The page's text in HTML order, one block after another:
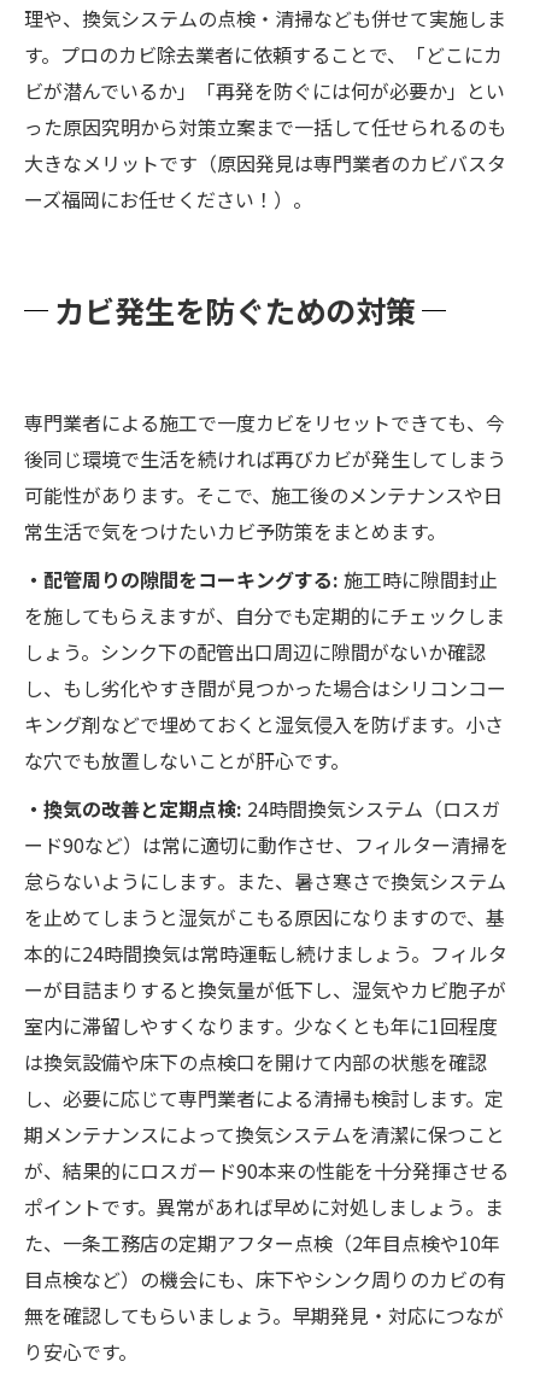
理や、換気システムの点検・清掃なども併せて実施しま
す。プロのカビ除去業者に依頼することで、「どこにカ
ビが潜んでいるか」「再発を防ぐには何が必要か」とい
った原因究明から対策立案まで一括して任せられるのも
大きなメリットです（原因発見は専門業者のカビバスタ
ーズ福岡にお任せください！）。
カビ発生を防ぐための対策
専門業者による施工で一度カビをリセットできても、今
後同じ環境で生活を続ければ再びカビが発生してしまう
可能性があります。そこで、施工後のメンテナンスや日
常生活で気をつけたいカビ予防策をまとめます。
・配管周りの隙間をコーキングする: 施工時に隙間封止
を施してもらえますが、自分でも定期的にチェックしま
しょう。シンク下の配管出口周辺に隙間がないか確認
し、もし劣化やすき間が見つかった場合はシリコンコー
キング剤などで埋めておくと湿気侵入を防げます。小さ
な穴でも放置しないことが肝心です。
・換気の改善と定期点検: 24時間換気システム（ロスガ
ード90など）は常に適切に動作させ、フィルター清掃を
怠らないようにします​。また、暑さ寒さで換気システム
を止めてしまうと湿気がこもる原因になりますので、基
本的に24時間換気は常時運転し続けましょう。フィルタ
ーが目詰まりすると換気量が低下し、湿気やカビ胞子が
室内に滞留しやすくなります​。少なくとも年に1回程度
は換気設備や床下の点検口を開けて内部の状態を確認
し、必要に応じて専門業者による清掃も検討します。定
期メンテナンスによって換気システムを清潔に保つこと
が、結果的にロスガード90本来の性能を十分発揮させる
ポイントです。​異常があれば早めに対処しましょう​。ま
た、一条工務店の定期アフター点検（2年目点検や10年
目点検など）の機会にも、床下やシンク周りのカビの有
無を確認してもらいましょう。早期発見・対応につなが
り安心です。